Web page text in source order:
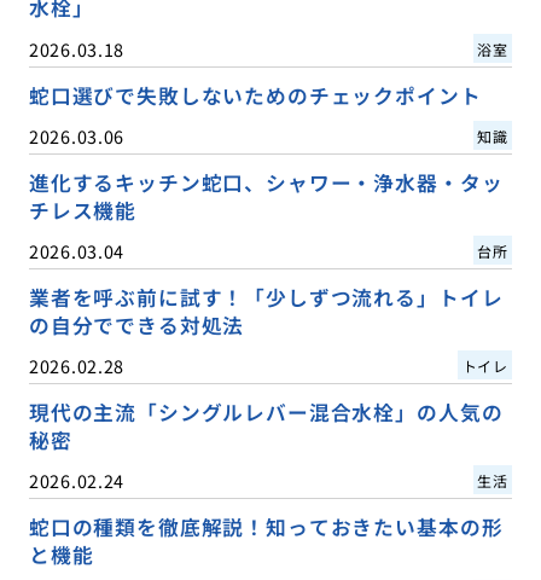
水栓」
2026.03.18 浴室
蛇口選びで失敗しないためのチェックポイント
2026.03.06 知識
進化するキッチン蛇口、シャワー・浄水器・タッ
チレス機能
2026.03.04 台所
業者を呼ぶ前に試す！「少しずつ流れる」トイレ
の自分でできる対処法
2026.02.28 トイレ
現代の主流「シングルレバー混合水栓」の人気の
秘密
2026.02.24 生活
蛇口の種類を徹底解説！知っておきたい基本の形
と機能